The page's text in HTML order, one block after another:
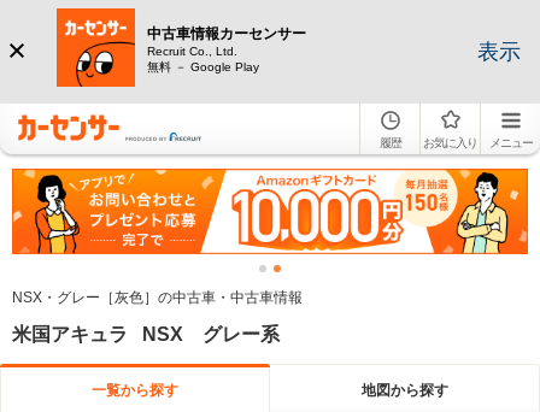
中古車情報カーセンサー
Recruit Co., Ltd.
無料 － Google Play
表示
履歴 お気に入り メニュー
NSX・グレー［灰色］の中古車・中古車情報
米国アキュラ NSX グレー系
一覧から探す 地図から探す